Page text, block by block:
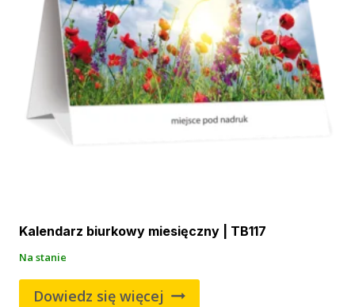
Kalendarz biurkowy miesięczny | TB117
Na stanie
Dowiedz się więcej